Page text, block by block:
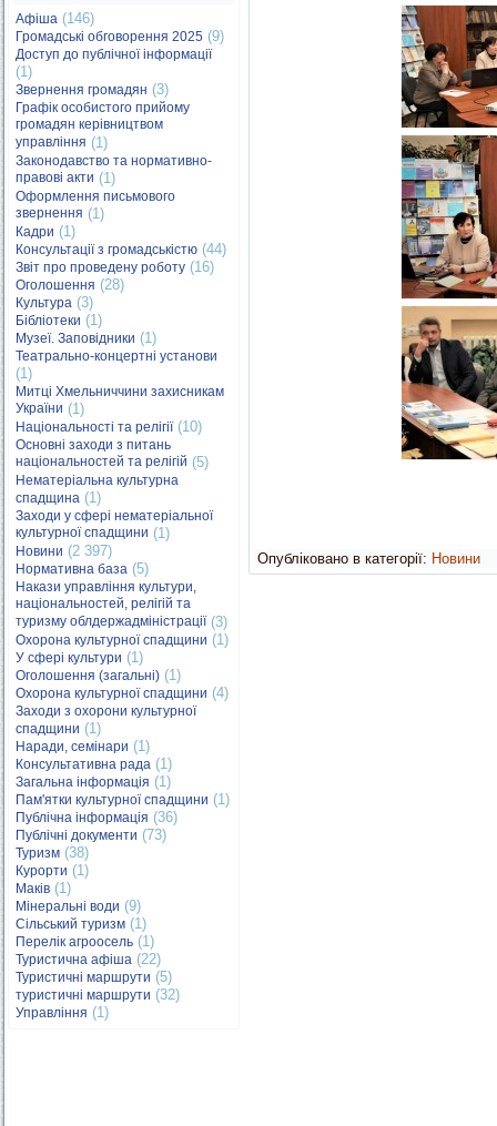
Афіша (146)
Громадські обговорення 2025 (9)
Доступ до публічної інформації
(1)
Звернення громадян (3)
Графік особистого прийому
громадян керівництвом
управління (1)
Законодавство та нормативно-
правові акти (1)
Оформлення письмового
звернення (1)
Кадри (1)
Консультації з громадськістю (44)
Звіт про проведену роботу (16)
Оголошення (28)
Культура (3)
Бібліотеки (1)
Музеї. Заповідники (1)
Театрально-концертні установи
(1)
Митці Хмельниччини захисникам
України (1)
Національності та релігії(10)
Основні заходи з питань
національностей та релігій (5)
Нематеріальна культурна
спадщина (1)
Заходи у сфері нематеріальної
культурної спадщини (1)
Новини (2 397)
Нормативна база (5)
Накази управління культури,
національностей, релігій та
туризму облдержадміністрації(3)
Охорона культурної спадщини (1)
У сфері культури (1)
Оголошення (загальні) (1)
Охорона культурної спадщини (4)
Заходи з охорони культурної
спадщини (1)
Наради, семінари (1)
Консультативна рада (1)
Загальна інформація (1)
Пам'ятки культурної спадщини (1)
Публічна інформація (36)
Публічні документи (73)
Туризм (38)
Курорти (1)
Маків (1)
Мінеральні води (9)
Сільський туризм (1)
Перелік агроосель (1)
Туристична афіша (22)
Туристичні маршрути (5)
туристичні маршрути (32)
Управління (1)
Опубліковано в категорії: Новини